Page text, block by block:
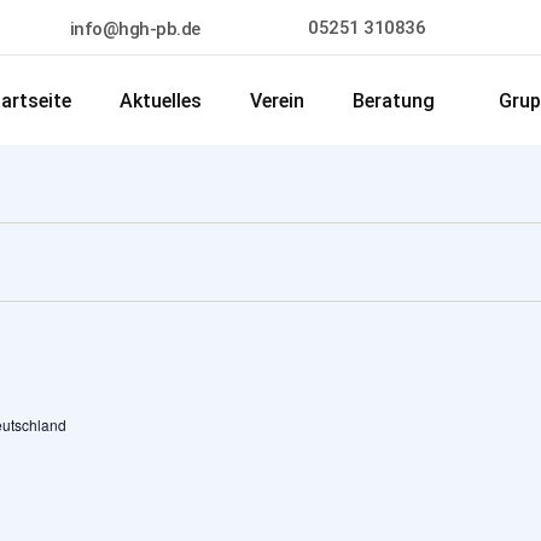
info@hgh-pb.de 05251 310836
Aktuelles Verein Beratung